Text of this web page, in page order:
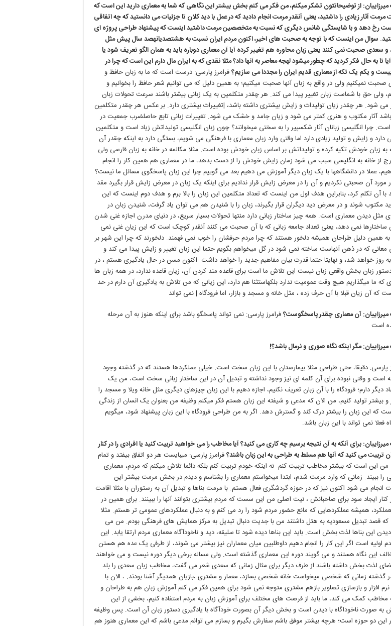
از توضیحاتتون تشکر میکنم، من فکر می کنم بخش بیشتر این نگاهی که شما به معماری دارید این است که
آثار زیادی را داشتید، یعنی آنقدر مرمت انجام دادید که در عمل با دید کلان تا جزئیات می دانستید که چه اتفاقی
رخ دهد و با شایستگی شانس دیگری که نسبت به متخصصین مرمت داشتید اینست که پیشنهاد طراحی پروژه ای
سوال من اینست که با توجه به صحبت های اخیر، اکنون مردم ایران نسبت به هشتصديانهصد سال پیش مثل
سعدی صحبت نمی کنند یعنی زبان محاوره هم تغییر کرده آیا آن معماری دوباره باید به همان الگو تعریف شود یا
تا به حال فکر کردید که چطور میشود لهجه معاصر به آنها داد؟ مثلا نقدی که به ایران مال دارم این است که چرا در
و یکم یک تکه از معماری قدیم ایران را مجددا می سازیم؟فرامرز پارسی: درست است که ما به زبان حافظ و
نمیکنیم ولی در واقع به زبان آنها صحبت میکنیم؛ به همین دلیل که می توانیم شعر حافظ را بخوانیم و
ولی حق با شماست زبان تغییر پیدا می کند. هر چقدر متکلمین به یک زبانی بیشتر باشند سرعت تحولات زبان
می شود. هر چقدر زیان تولیدات و زایش بیشتری داشته باشد، |تغییرات بیشتری دارد. بر عکس هر چقدر متکلمین
آثار مکتوب و هنری کمتر می شود و زیان جامد و خشک می شود. تغییرات زبانی تابع حاصلضرب جمعیت در
چرا انگلیسی زبانان آثار شکسپیر را به سختی میخوانند؟ چون زبان انگلیسی تولیداتش زیاد است و متکلمین
دارد و زایش و تولید زیادی دارد اما وقتی وارد زبان معماری با فرهنگی می شویم، بستگی دارد به اینکه چقدر آن
به زبان خودش تکیه کرده و تولیداتش بر اساس زبان خودش بوده است. مثلا مکالمه در خانه به زبان فارسی ولی
از خانه به انگلیسی سبب می شود زمان زایش خودش را از دست بدهد، ما در معماری هم همین کار را انجام
عملا در دانشگاهها با یک زبان دیگر آموزش می دهیم بعد می گوییم چرا این زبان پاسخگوی مسائل ما نیست؟
مورد آن صحبتی نکردیم و آن را در معرض زایش قرار ندادیم برای اینکه یک زبان در معرض زایش قرار بگیرد مقد
با آن تكلم کرد، بنابراین هدف اول من اینست که تعداد متکلمین این زبان را بالا برم و هدف دوم اینست که این
مکتوب شوند و در معرض دید دیگران قرار بگیرند، زبان را با شنیدن هم می توان یاد گرفت، شنیدن زبان در
مثل دیدن معماری است. همه چیز ساختار زبانی دارد منتها تحولات بسیار سریع، در دنیای مدرن اجازه غنی شدن
ساختارها نمی دهد، یعنی تعداد جامعه زبانی که با آن صحبت می کنند آنقدر کوچک است که این زیان غنی نمی
همین دلیل طراحان همیشه دلخور هستند که چرا مردم حرفشان را خوب نمی فهمند. دلخورند که چرا این شهر بر
که در ذهن آنهاست ساخته نمی شود در گل میخواهم بگویم حتما این زبان تغییر و زایش پیدا می کند و
روز خواهد شد، و نهایتا حتما قدرت بیان مفاهیم جدید را خواهد داشت. اکنون مسن در حال یادگیری هستم ، در
زبان بخش واقعی زبان نیست این تلاش ما است برای قاعده مند کردن آن، زیان قاعده ندارد، در همه زبان ها
که ما میگذاریم هیچ وقت عمومیت ندارد بلکهاستثنا هم دارد، این زیانی که من تلاش به یادگیری آن دارم در حد
که آن زيان قبلا با آن حرف زده ، مثل خانه و مسجد و بازار، اما فرودگاه | نمی تواند
آن معماری چقدر پاسخگوست؟فرامرز پارسی: نمی تواند پاسخگو باشد برای اینکه هنوز به آن مرحله
است
مگر اینکه نگاه صوری و نرمال باشد؟!
پارسی: دقیقا، حتی طراحی مثلا بیمارستان با این زبان سخت است. خیلی عملکردها هستند که در گذشته وجود
است و وقتی نبوده برای آن کلمه ای نیز وجود نداشته و تبدیل آن در این ساختار زبانی سخت است، من یک
دیگر دارم؛ فرودگاه را با آن زبان تعریف نکنیم، اجازه دهیم با این زبان چیزهای دیگری مثل خانه ویلا و مسجد را
و بیشتر تولید کنیم، من الان که مدعی و شیفته این زبان هستم فکر میکنم وظیفه من بعنوان یک انسان از زندگی
که این زبان را بیشتر درک کند و گسترش دهد. اگر به من طراحی فرودگاه با این زبان پیشنهاد شود، میگویم
فعلا نمی تواند با این زبان باشد.
برای آنکه به آن نتیجه برسیم چه کاری می کنید؟ آیا مخاطب را می خواهید تربیت کنید یا افرادی را در کنار
تربیت می کنید که آنها هم مسلط به طراحی به این زبان باشند؟فرامرز پارسی: میبایست هر دو اتفاق بیفتد و تمام
این است که بیشتر مخاطب تربیت کنم. نه اینکه خودم تربیت کنم بلکه دائما تلاش میکنم که مردم، معماری
را ببیند. زمانی که وارد مرمت شدم، ابتدا میخواستم معماری را بشناسم و دیدم در بخش مرمت بیشتر این
انجام می شود اکنون نیز که در حوزه گردشگری فعال هستم. با مرمت بناها و تبدیل آن به رستوران با مثلا اقامت
کنار ایجاد سود برای صاحبانش ، نیت اصلی من این سست که مردم بیشتری بتوانند آنها را ببینند. برای همین در
همیشه عملکردهایی که مانع حضور مردم شود را رد می کنم و به دنبال عملکردهای عمومی تر هستم. مثلا
که قصد تبدیل مسعودیه به هتل داشتند من با جدیت دنبال تبدیل به مرکز همایش های فرهنگی بودم. من می
این بناها لذت بخش است. باید این بناها دیده شود تا سلیقه، دید و ناخودآگاه معماری مردم ارتقا یابد. این
اولیه است اگر این کار را انجام دهیم داوطلبین میان معماران نیز بیشتر می شوند، از طرفی یک عده هم هستن
این نگاه هستند و می گویند دوره این معماری گذشته است. ولی مساله برخی دیگر دوره نیست و می خواهند
لذت بخش داشته باشند از طرف دیگر برای مثال زمانی که سعدی شعر می گفت، مخاطب زبان سعدی را بلد
گذشته زمانی که شخصی میخواست خانه شخصی بسازد، معمار و مشتری ،بازیان همدیگر آشنا بودند. ، الان با
افزار و بازسازی تصاویر بازهم مشتری متوجه نمی شود برای همین فکر می کنم آموزش زبان هم به طراحان و
مخاطب کمک می کند، ما باید از فرصت های مختلف برای آموزش زبان به مردم استفاده کنیم، بخشی از این
به صورت ناخوداگاه با دیدن است و بخش دیگر آن بصورت خودآگاه با یادگیری دستور زبان آن است. پس وظیفه
این دو حوزه است؛ هرچه بیشتر موفق باشم سفارش بگیرم و بسازم می توانم مدعی باشم که این معماری هنوز هم